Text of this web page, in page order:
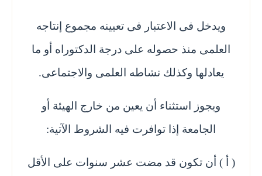
ويدخل فى الاعتبار فى تعيينه مجموع إنتاجه
العلمى منذ حصوله على درجة الدكتوراه أو ما
يعادلها وكذلك نشاطه العلمى والاجتماعى.
ويجوز استثناء أن يعين من خارج الهيئة أو
الجامعة إذا توافرت فيه الشروط الآتية:
( أ ) أن تكون قد مضت عشر سنوات على الأقل